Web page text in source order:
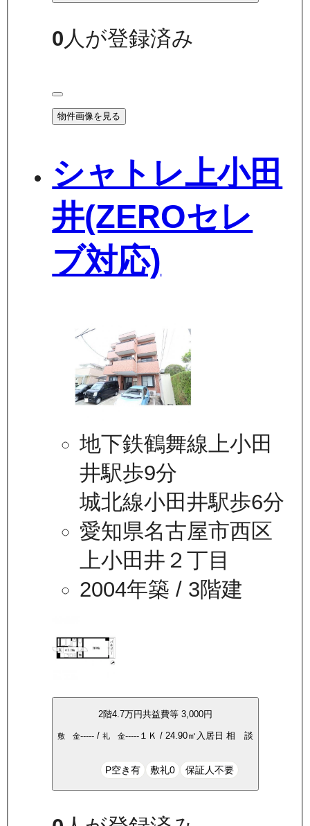
0人が登録済み
物件画像を見る
シャトレ上小田
井(ZEROセレ
ブ対応)
地下鉄鶴舞線上小田
井駅歩9分
城北線小田井駅歩6分
愛知県名古屋市西区
上小田井２丁目
2004年築 / 3階建
2階4.7万円共益費等3,000円
敷 金----- /礼 金----- １Ｋ /24.90㎡ 入居日相 談
P空き有 敷礼0 保証人不要